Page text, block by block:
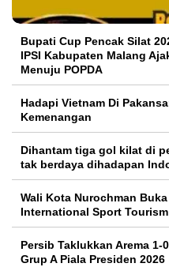
Bupati Cup Pencak Silat
IPSI Kabupaten Malang
Menuju POPDA
Hadapi Vietnam Di
Kemenangan
Dihantam tiga gol kilat di
tak berdaya dihadapan
Wali Kota Nurochman
International Sport
Persib Taklukkan Arema 1-
Grup A Piala Presiden 2026